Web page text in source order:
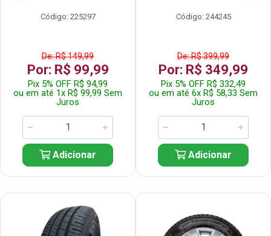
Código: 225297
De: R$ 149,99
Por: R$ 99,99
Pix 5% OFF R$ 94,99
ou em até 1x R$ 99,99 Sem
Juros
Adicionar
Código: 244245
De: R$ 399,99
Por: R$ 349,99
Pix 5% OFF R$ 332,49
ou em até 6x R$ 58,33 Sem
Juros
Adicionar